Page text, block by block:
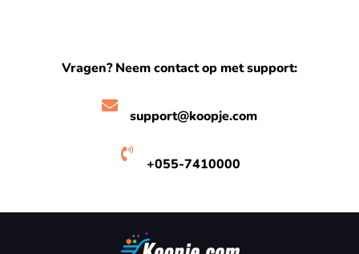
Vragen? Neem contact op met support:
support@koopje.com
+055-7410000